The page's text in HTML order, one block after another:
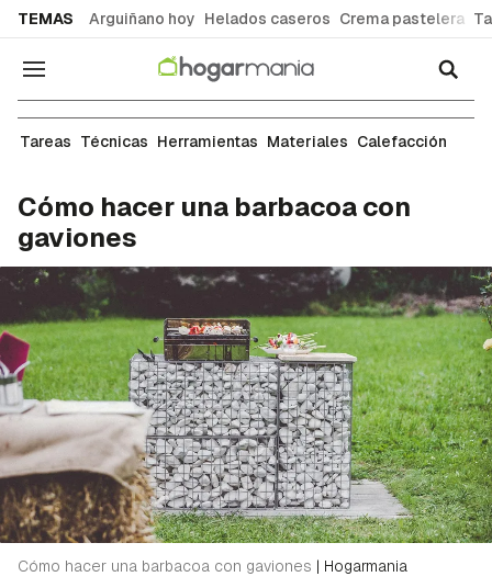
TEMAS Arguiñano hoy Helados caseros Crema pastelera
Navegación
Carpintería
Tareas Técnicas Herramientas Materiales Calefacción
Cómo hacer una barbacoa con
gaviones
Cómo hacer una barbacoa con gaviones | Hogarmania